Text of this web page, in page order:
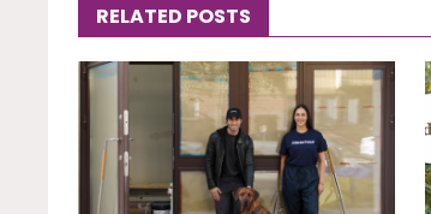
RELATED POSTS